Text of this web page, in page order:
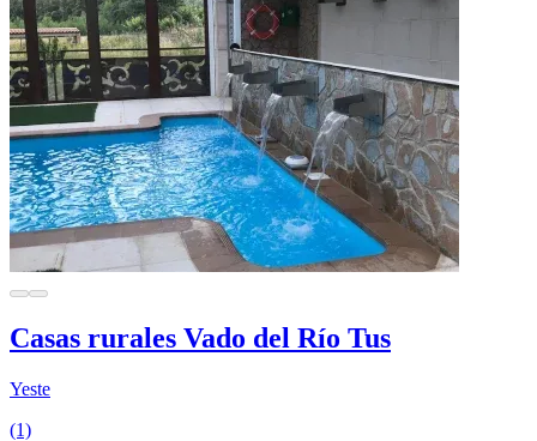
Casas rurales Vado del Río Tus
Yeste
(1)